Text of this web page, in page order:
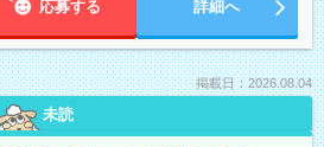
応募する 詳細へ
掲載日：2026.08.04
未読